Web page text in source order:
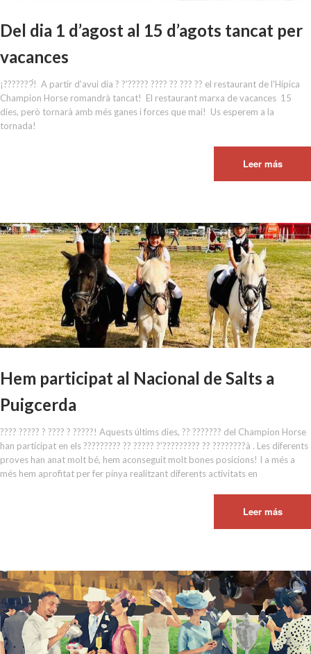
Del dia 1 d’agost al 15 d’agots tancat per
vacances
¡???????́!⁣ ⁣ A partir d'avui dia ? ?'????? ???? ?? ??? ?? el restaurant de l'Hípica
Champion Horse romandrà tancat!⁣ ⁣ El restaurant marxa de vacances 15
dies, però tornarà amb més ganes i forces que mai!⁣ ⁣ Us esperem a la
tornada!⁣
Leer más
Hem participat al Nacional de Salts a
Puigcerda
???? ????? ? ???? ? ?????! Aquests últims dies, ?? ??????? del Champion Horse
han participat en els ????????? ?? ????? ?'????????? ?? ????????à . Les diferents
proves han anat molt bé, hem aconseguit molt bones posicions! I a més a
més hem aprofitat per fer pinya realitzant diferents activitats en
Leer más